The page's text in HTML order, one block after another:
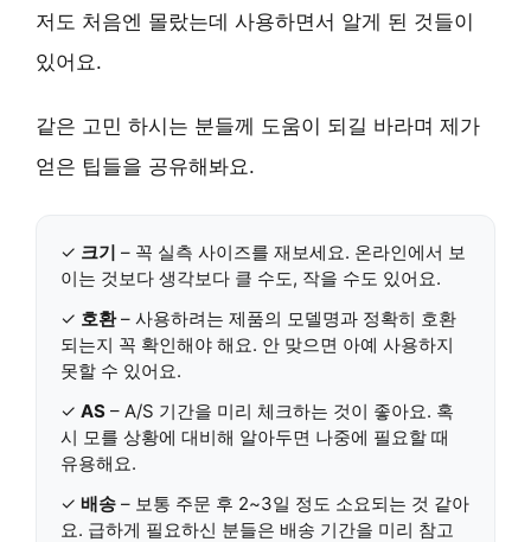
저도 처음엔 몰랐는데 사용하면서 알게 된 것들이
있어요.
같은 고민 하시는 분들께 도움이 되길 바라며 제가
얻은 팁들을 공유해봐요.
✓ 크기 – 꼭 실측 사이즈를 재보세요. 온라인에서 보
이는 것보다 생각보다 클 수도, 작을 수도 있어요.
✓ 호환– 사용하려는 제품의 모델명과 정확히 호환
되는지 꼭 확인해야 해요. 안 맞으면 아예 사용하지
못할 수 있어요.
✓ AS – A/S 기간을 미리 체크하는 것이 좋아요. 혹
시 모를 상황에 대비해 알아두면 나중에 필요할 때
유용해요.
✓ 배송 – 보통 주문 후 2~3일 정도 소요되는 것 같아
요. 급하게 필요하신 분들은 배송 기간을 미리 참고